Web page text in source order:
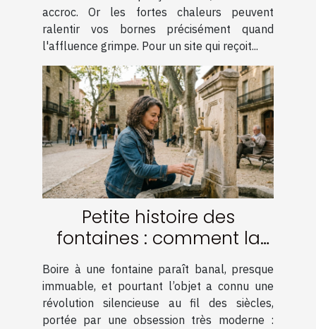
accroc. Or les fortes chaleurs peuvent
ralentir vos bornes précisément quand
l'affluence grimpe. Pour un site qui reçoit...
Petite histoire des
fontaines : comment la
filtration a tout changé
Boire à une fontaine paraît banal, presque
immuable, et pourtant l’objet a connu une
révolution silencieuse au fil des siècles,
portée par une obsession très moderne :